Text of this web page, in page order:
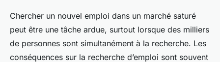
Chercher un nouvel emploi dans un marché saturé
peut être une tâche ardue, surtout lorsque des milliers
de personnes sont simultanément à la recherche. Les
conséquences sur la recherche d’emploi sont souvent